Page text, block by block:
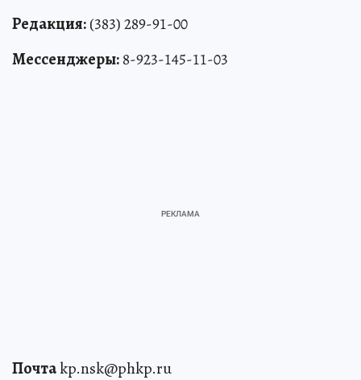
Редакция:(383) 289-91-00
Мессенджеры:8-923-145-11-03
Почтаkp.nsk@phkp.ru